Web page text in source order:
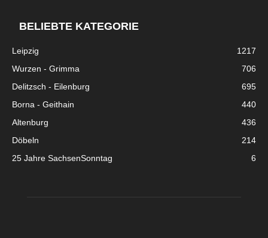
BELIEBTE KATEGORIE
Leipzig
1217
Wurzen - Grimma
706
Delitzsch - Eilenburg
695
Borna - Geithain
440
Altenburg
436
Döbeln
214
25 Jahre SachsenSonntag
6